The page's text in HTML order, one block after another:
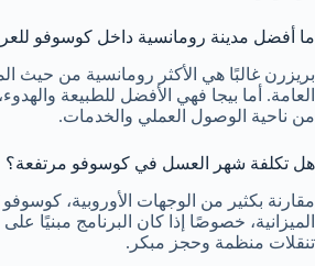
ما أفضل مدينة رومانسية داخل كوسوفو
بريزرن غالبًا هي الأكثر رومانسية من حيث
العامة. أما بيجا فهي الأفضل للطبيعة
من ناحية الوصول العملي والخدمات.
هل تكلفة شهر العسل في كوسوفو مرتفعة؟
مقارنة بكثير من الوجهات الأوروبية، كوسوفو
الميزانية، خصوصًا إذا كان البرنامج مبنيًا
تنقلات منظمة وحجز مبكر.